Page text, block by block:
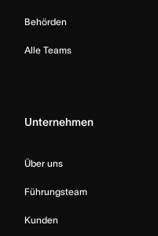
Behörden
Alle Teams
Unternehmen
Über uns
Führungsteam
Kunden